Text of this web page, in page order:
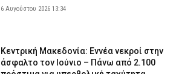
6 Αυγούστου 2026 13:34
Κεντρική Μακεδονία: Εννέα νεκροί στην
άσφαλτο τον Ιούνιο – Πάνω από 2.100